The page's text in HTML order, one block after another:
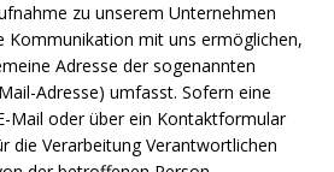
zu unserem Unternehmen
Kommunikation mit uns ermöglichen,
Adresse der sogenannten
Adresse) umfasst. Sofern eine
Mail oder über ein Kontaktformular
die Verarbeitung Verantwortlichen